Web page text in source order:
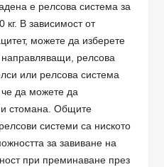
е релсова система за
кг. В зависимост от
можете да изберете
релсова
или релсова система
да можете да
и стомана. Общите
системи са ниското
за завиване на
при преминаване през